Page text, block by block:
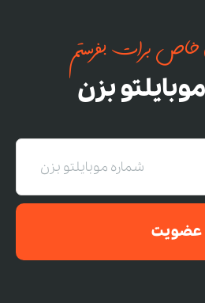
خاص برات بفرستم
بزن
عضویت